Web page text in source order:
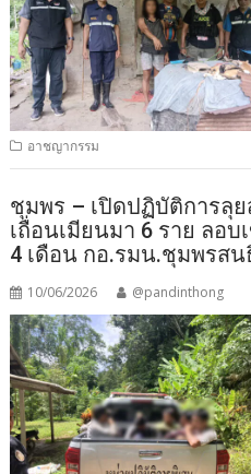
อาชญากรรม
ชุมพร – เปิดปฏิบัติการลุ
เถื่อนเมียนมา 6 ราย ลอ
4 เดือน กอ.รมน.ชุมพรสน
10/06/2026 @pandinthong